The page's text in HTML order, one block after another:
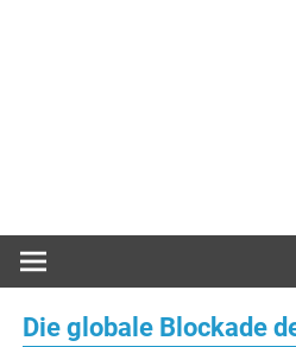
Die globale Blockade